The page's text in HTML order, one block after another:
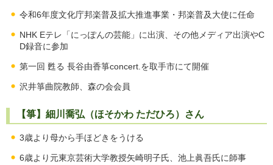
令和6年度文化庁邦楽普及拡大推進事業・邦楽普及大使に任命
NHK Eテレ「にっぽんの芸能」に出演、その他メディア出演やC
D録音に参加
第一回 甦る 長谷由香箏concert.を取手市にて開催
沢井箏曲院教師、森の会会員
【箏】細川喬弘（ほそかわ ただひろ）さん
3歳より母から手ほどきをうける
6歳より元東京芸術大学教授矢崎明子氏、池上眞吾氏に師事